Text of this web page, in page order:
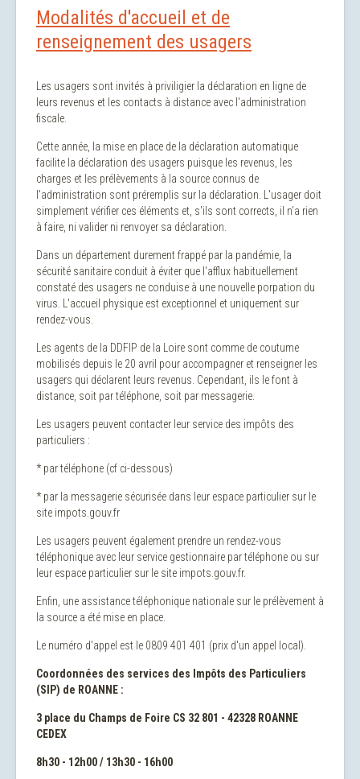
Modalités d'accueil et de
renseignement des usagers
Les usagers sont invités à priviligier la déclaration en ligne de
leurs revenus et les contacts à distance avec l'administration
fiscale.
Cette année, la mise en place de la déclaration automatique
facilite la déclaration des usagers puisque les revenus, les
charges et les prélèvements à la source connus de
l'administration sont préremplis sur la déclaration. L'usager doit
simplement vérifier ces éléments et, s'ils sont corrects, il n'a rien
à faire, ni valider ni renvoyer sa déclaration.
Dans un département durement frappé par la pandémie, la
sécurité sanitaire conduit à éviter que l'afflux habituellement
constaté des usagers ne conduise à une nouvelle porpation du
virus. L'accueil physique est exceptionnel et uniquement sur
rendez-vous.
Les agents de la DDFIP de la Loire sont comme de coutume
mobilisés depuis le 20 avril pour accompagner et renseigner les
usagers qui déclarent leurs revenus. Cependant, ils le font à
distance, soit par téléphone, soit par messagerie.
Les usagers peuvent contacter leur service des impôts des
particuliers :
* par téléphone (cf ci-dessous)
* par la messagerie sécurisée dans leur espace particulier sur le
site impots.gouv.fr
Les usagers peuvent également prendre un rendez-vous
téléphonique avec leur service gestionnaire par téléphone ou sur
leur espace particulier sur le site impots.gouv.fr.
Enfin, une assistance téléphonique nationale sur le prélèvement à
la source a été mise en place.
Le numéro d'appel est le 0809 401 401 (prix d'un appel local).
Coordonnées des services des Impôts des Particuliers
(SIP) de ROANNE :
3 place du Champs de Foire CS 32 801 - 42328 ROANNE
CEDEX
8h30 - 12h00 / 13h30 - 16h00